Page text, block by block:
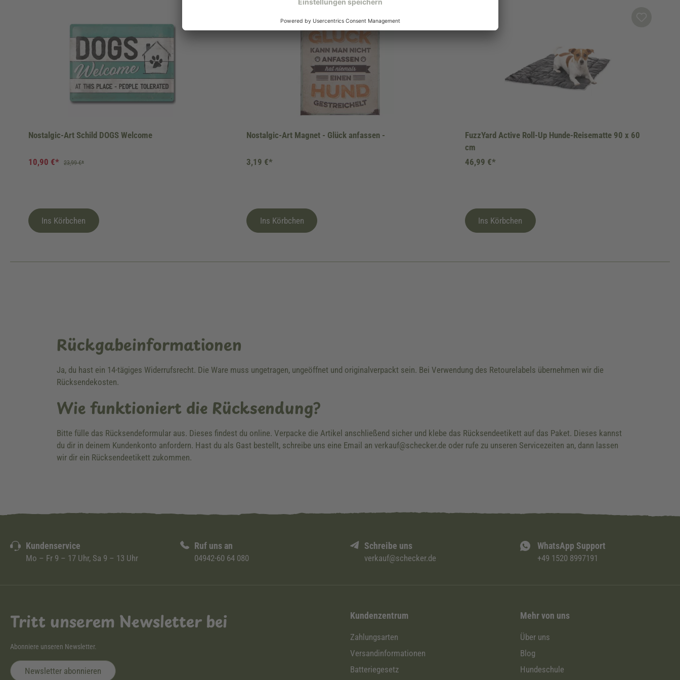
Nostalgic-Art Schild DOGS Welcome
10,90 €* 23,99 €*
Ins Körbchen
Nostalgic-Art Magnet - Glück anfassen -
3,19 €*
Ins Körbchen
FuzzYard Active Roll-Up Hunde-Reisematte 90 x 60
cm
46,99 €*
Ins Körbchen
Rückgabeinformationen
Ja, du hast ein 14-tägiges Widerrufsrecht. Die Ware muss ungetragen, ungeöffnet und originalverpackt sein. Bei Verwendung des Retourelabels übernehmen wir die
Rücksendekosten.
Wie funktioniert die Rücksendung?
Bitte fülle das Rücksendeformular aus. Dieses findest du online. Verpacke die Artikel anschließend sicher und klebe das Rücksendeetikett auf das Paket. Dieses kannst
du dir in deinem Kundenkonto anfordern. Hast du als Gast bestellt, schreibe uns eine Email an verkauf@schecker.de oder rufe zu unseren Servicezeiten an, dann lassen
wir dir ein Rücksendeetikett zukommen.
Kundenservice
Mo – Fr 9 – 17 Uhr, Sa 9 – 13 Uhr
Ruf uns an
04942-60 64 080
Schreibe uns
verkauf@schecker.de
WhatsApp Support
+49 1520 8997191
Tritt unserem Newsletter bei
Abonniere unseren Newsletter.
Newsletter abonnieren
Kundenzentrum
Zahlungsarten
Versandinformationen
Batteriegesetz
Mehr von uns
Über uns
Blog
Hundeschule